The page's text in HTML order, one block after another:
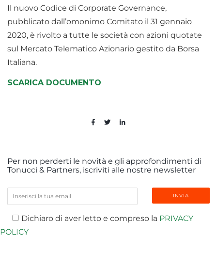
Il nuovo Codice di Corporate Governance,
pubblicato dall’omonimo Comitato il 31 gennaio
2020, è rivolto a tutte le società con azioni quotate
sul Mercato Telematico Azionario gestito da Borsa
Italiana.
SCARICA DOCUMENTO
Per non perderti le novità e gli approfondimenti di
Tonucci & Partners, iscriviti alle nostre newsletter
Dichiaro di aver letto e compreso la PRIVACY
POLICY